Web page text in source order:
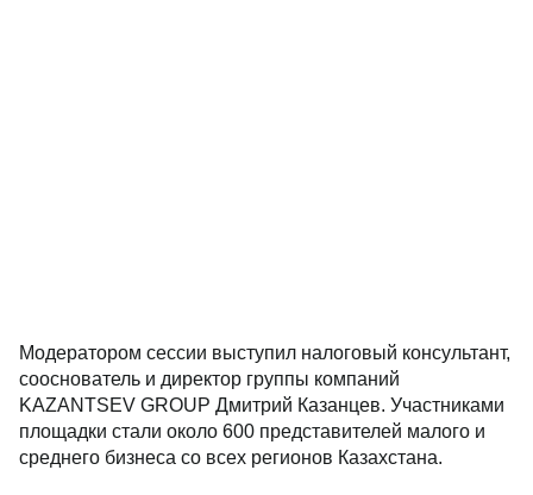
Модератором сессии выступил налоговый консультант,
сооснователь и директор группы компаний
KAZANTSEV GROUP Дмитрий Казанцев. Участниками
площадки стали около 600 представителей малого и
среднего бизнеса со всех регионов Казахстана.